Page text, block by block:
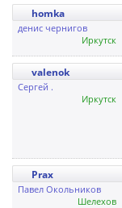
homka
денис чернигов
Иркутск
valenok
Сергей .
Иркутск
Prax
Павел Окольников
Шелехов